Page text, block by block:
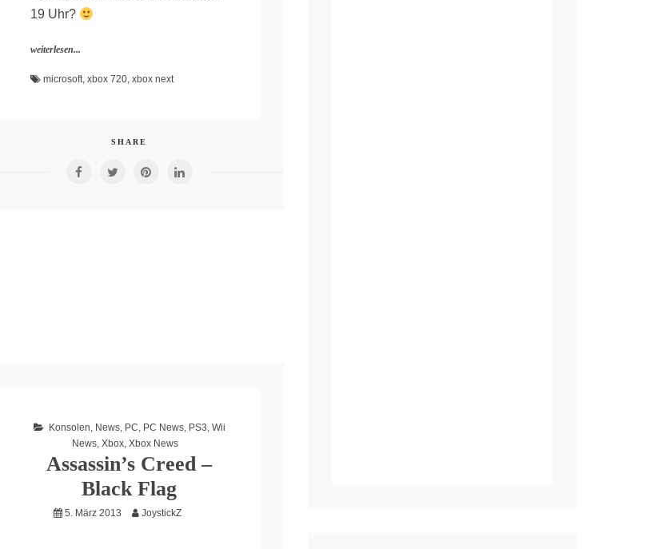
19 Uhr?
weiterlesen...
microsoft, xbox 720, xbox next
SHARE
Konsolen, News, PC, PC News, PS3, Wii
News, Xbox, Xbox News
Assassin’s Creed –
Black Flag
5. März 2013 JoystickZ